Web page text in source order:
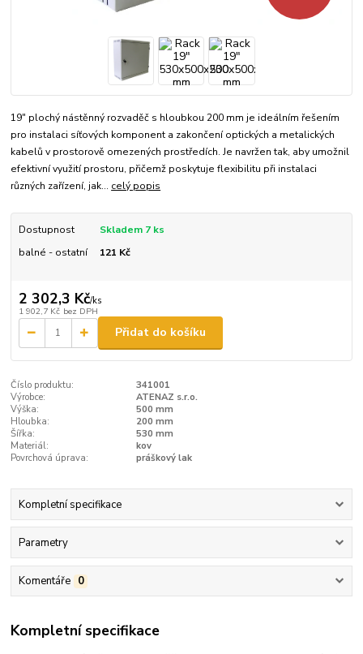
19″ plochý nástěnný rozvaděč s hloubkou 200 mm je ideálním řešením
pro instalaci síťových komponent a zakončení optických a metalických
kabelů v prostorově omezených prostředích. Je navržen tak, aby umožnil
efektivní využití prostoru, přičemž poskytuje flexibilitu při instalaci
různých zařízení, jak... celý popis
Dostupnost
Skladem 7 ks
balné - ostatní
121 Kč
2 302,3 Kč/ks
1 902,7 Kč bez DPH
Přidat do košíku
Číslo produktu:
341001
Výrobce:
ATENAZ s.r.o.
Výška:
500 mm
Hloubka:
200 mm
Šířka:
530 mm
Materiál:
kov
Povrchová úprava:
práškový lak
Kompletní specifikace
Parametry
Komentáře 0
Kompletní specifikace